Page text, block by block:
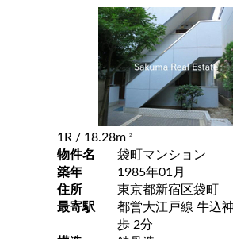
1R / 18.28m 2
物件名
袋町マンション
築年
1985年01月
住所
東京都新宿区袋町
最寄駅
都営大江戸線 牛込神楽
歩 2分